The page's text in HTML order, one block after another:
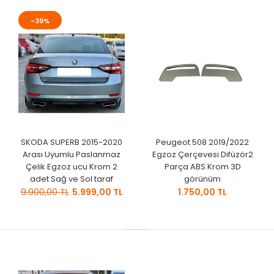
-39%
SKODA SUPERB 2015-2020
Arası Uyumlu Paslanmaz
Çelik Egzoz ucu Krom 2
adet Sağ ve Sol taraf
9.900,00 TL 5.999,00 TL
Peugeot 508 2019/2022
Egzoz Çerçevesi Difüzör2
Parça ABS Krom 3D
görünüm
1.750,00 TL